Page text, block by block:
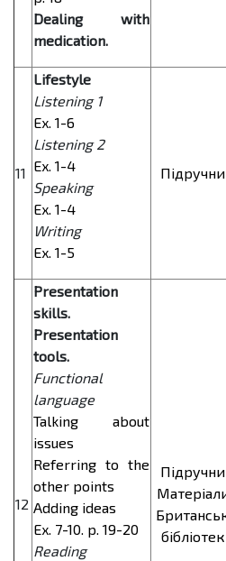
Dealing with
medication.
11
Lifestyle
Listening 1
Ex. 1-6
Listening 2
Ex. 1-4
Speaking
Ex. 1-4
Writing
Ex. 1-5
12
Presentation
skills.
Presentation
tools.
Functional
language
Talking about
issues
Referring to the
other points
Adding ideas
Ex. 7-10. p. 19-20
Reading